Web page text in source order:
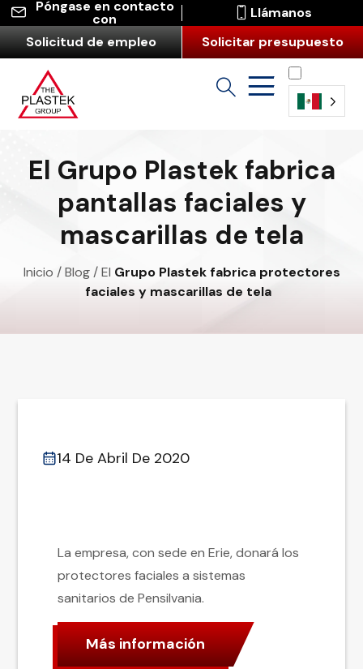
Póngase en contacto
con
Llámanos
Solicitud de empleo
Solicitar presupuesto
(América
El Grupo Plastek fabrica
pantallas faciales y
mascarillas de tela
Inicio /Blog/ El Grupo Plastek fabrica protectores
faciales y mascarillas de tela
14 De Abril De 2020
La empresa, con sede en Erie, donará los
protectores faciales a sistemas
sanitarios de Pensilvania.
Más información